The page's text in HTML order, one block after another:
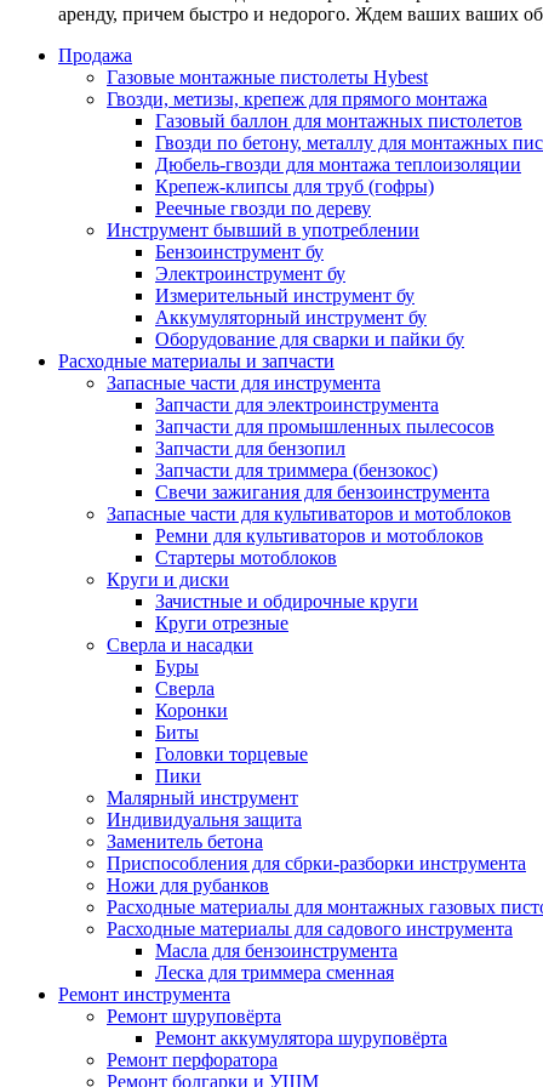
аренду, причем быстро и недорого. Ждем ваших ваших
Продажа
Газовые монтажные пистолеты Hybest
Гвозди, метизы, крепеж для прямого монтажа
Газовый баллон для монтажных пистолетов
Гвозди по бетону, металлу для монтажных
Дюбель-гвозди для монтажа теплоизоляции
Крепеж-клипсы для труб (гофры)
Реечные гвозди по дереву
Инструмент бывший в употреблении
Бензоинструмент бу
Электроинструмент бу
Измерительный инструмент бу
Аккумуляторный инструмент бу
Оборудование для сварки и пайки бу
Расходные материалы и запчасти
Запасные части для инструмента
Запчасти для электроинструмента
Запчасти для промышленных пылесосов
Запчасти для бензопил
Запчасти для триммера (бензокос)
Свечи зажигания для бензоинструмента
Запасные части для культиваторов и мотоблоков
Ремни для культиваторов и мотоблоков
Стартеры мотоблоков
Круги и диски
Зачистные и обдирочные круги
Круги отрезные
Сверла и насадки
Буры
Сверла
Коронки
Биты
Головки торцевые
Пики
Малярный инструмент
Индивидуальня защита
Заменитель бетона
Приспособления для сбрки-разборки инструмента
Ножи для рубанков
Расходные материалы для монтажных газовых
Расходные материалы для садового инструмента
Масла для бензоинструмента
Леска для триммера сменная
Ремонт инструмента
Ремонт шуруповёрта
Ремонт аккумулятора шуруповёрта
Ремонт перфоратора
Ремонт болгарки и УШМ